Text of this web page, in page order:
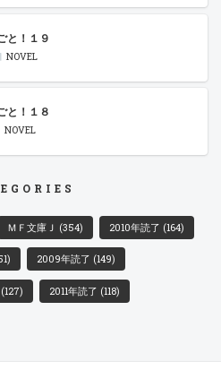
と！１９
NOVEL
と！１８
NOVEL
ＭＦ文庫Ｊ (354) 2010年読了 (164)
2009年読了 (149)
(127) 2011年読了 (118)